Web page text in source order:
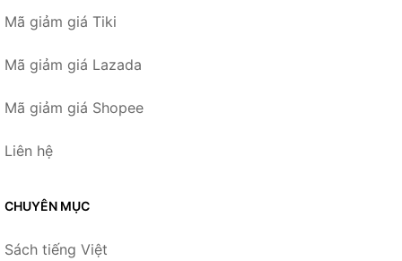
Mã giảm giá Tiki
Mã giảm giá Lazada
Mã giảm giá Shopee
Liên hệ
CHUYÊN MỤC
Sách tiếng Việt